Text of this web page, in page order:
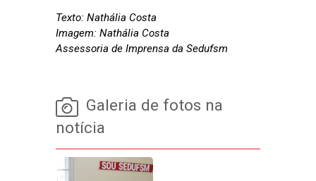
Texto: Nathália Costa
Imagem: Nathália Costa
Assessoria de Imprensa da Sedufsm
Galeria de fotos na
notícia